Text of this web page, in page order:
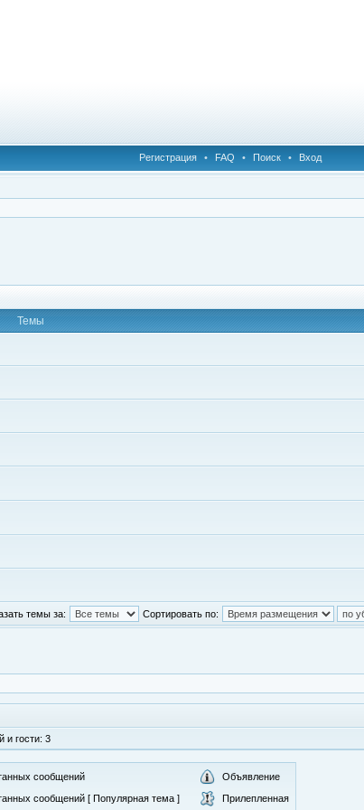
Регистрация • FAQ • Поиск • Вход
Темы
темы за: Сортировать по:
и гости: 3
сообщений
Объявление
сообщений [ Популярная тема ] Прилепленная